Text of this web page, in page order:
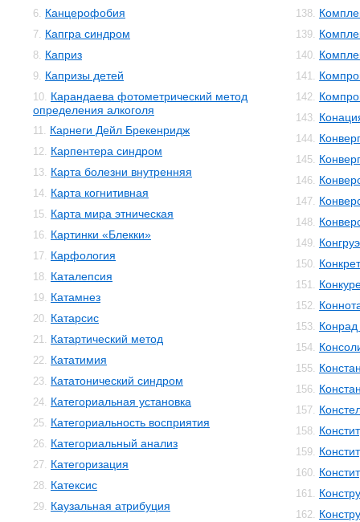
6. Канцерофобия
7. Капгра синдром
8. Каприз
9. Капризы детей
10. Карандаева фотометрический метод
определения алкоголя
11. Карнеги Дейл Брекенридж
12. Карпентера синдром
13. Карта болезни внутренняя
14. Карта когнитивная
15. Карта мира этническая
16. Картинки «Блекки»
17. Карфология
18. Каталепсия
19. Катамнез
20. Катарсис
21. Катартический метод
22. Кататимия
23. Кататонический синдром
24. Категориальная установка
25. Категориальность восприятия
26. Категориальный анализ
27. Категоризация
28. Катексис
29. Каузальная атрибуция
138.
139.
140.
141.
142.
143.
144.
145.
146.
147.
148.
149.
150.
151.
152.
153.
154.
155.
156.
157.
158.
159.
160.
161.
162.